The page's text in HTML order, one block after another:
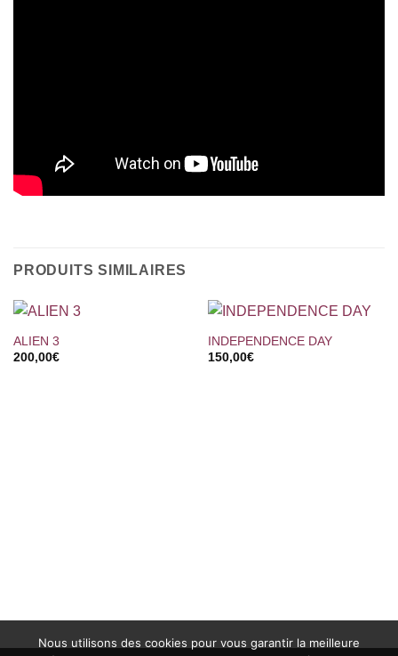
PRODUITS SIMILAIRES
ALIEN 3
200,00€
INDEPENDENCE DAY
150,00€
Nous utilisons des cookies pour vous garantir la meilleure